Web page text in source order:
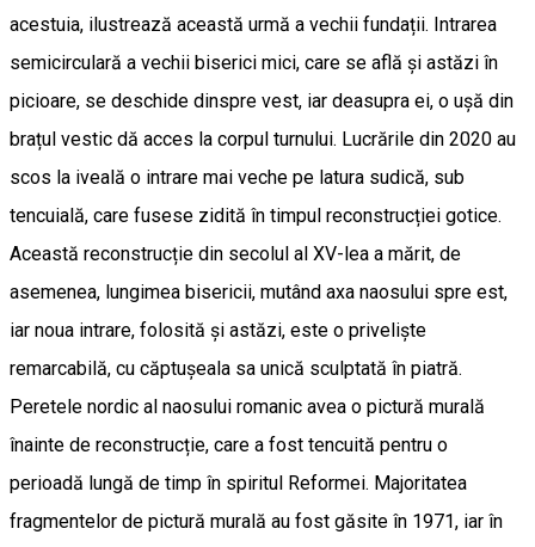
acestuia, ilustrează această urmă a vechii fundații. Intrarea
semicirculară a vechii biserici mici, care se află și astăzi în
picioare, se deschide dinspre vest, iar deasupra ei, o ușă din
brațul vestic dă acces la corpul turnului. Lucrările din 2020 au
scos la iveală o intrare mai veche pe latura sudică, sub
tencuială, care fusese zidită în timpul reconstrucției gotice.
Această reconstrucție din secolul al XV-lea a mărit, de
asemenea, lungimea bisericii, mutând axa naosului spre est,
iar noua intrare, folosită și astăzi, este o priveliște
remarcabilă, cu căptușeala sa unică sculptată în piatră.
Peretele nordic al naosului romanic avea o pictură murală
înainte de reconstrucție, care a fost tencuită pentru o
perioadă lungă de timp în spiritul Reformei. Majoritatea
fragmentelor de pictură murală au fost găsite în 1971, iar în